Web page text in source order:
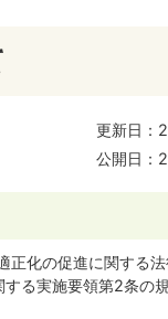
更新日：
公開日：
正化の促進に関する
る実施要領第2条の